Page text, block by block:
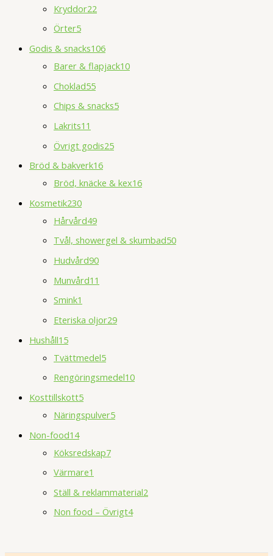
Kryddor22
Örter5
Godis & snacks106
Barer & flapjack10
Choklad55
Chips & snacks5
Lakrits11
Övrigt godis25
Bröd & bakverk16
Bröd, knäcke & kex16
Kosmetik230
Hårvård49
Tvål, showergel & skumbad50
Hudvård90
Munvård11
Smink1
Eteriska oljor29
Hushåll15
Tvättmedel5
Rengöringsmedel10
Kosttillskott5
Näringspulver5
Non-food14
Köksredskap7
Värmare1
Ställ & reklammaterial2
Non food – Övrigt4